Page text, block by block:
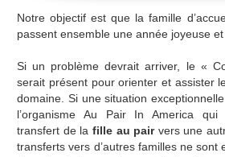
Notre objectif est que la famille
passent ensemble une année joyeuse et
Si un problème devrait arriver, le «
serait présent pour orienter et assister
domaine. Si une situation
l’organisme Au Pair In America
transfert de lafille au pairvers une
transferts vers d’autres familles ne sont